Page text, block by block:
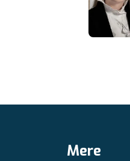
Mere